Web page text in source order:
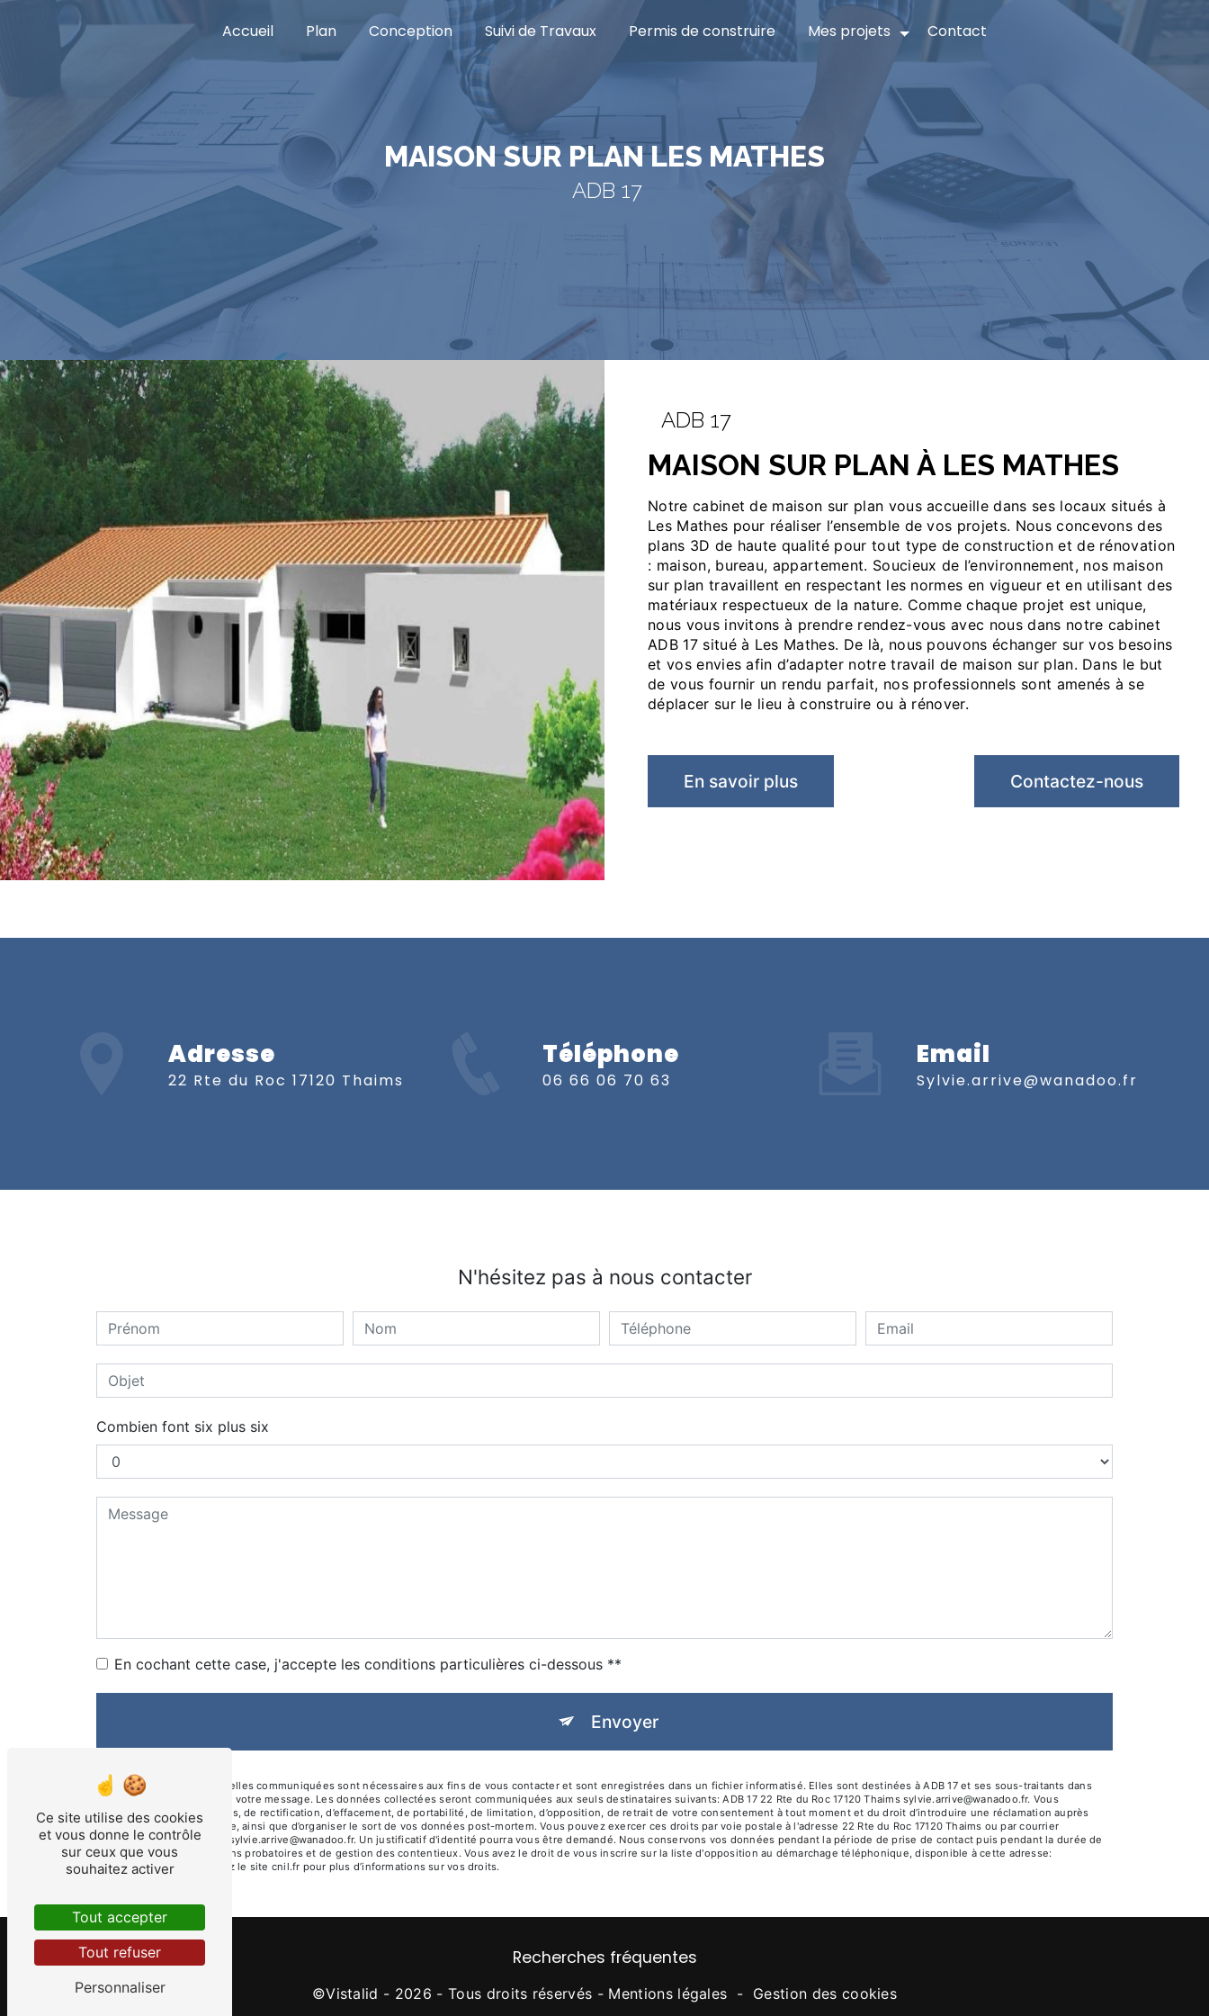
Accueil Plan Conception Suivi de Travaux Permis de construire Mes projets Contact
MAISON SUR PLAN LES MATHES
ADB 17
ADB 17
MAISON SUR PLAN À LES MATHES
Notre cabinet de maison sur plan vous accueille dans ses locaux situés à
Les Mathes pour réaliser l’ensemble de vos projets. Nous concevons des
plans 3D de haute qualité pour tout type de construction et de rénovation
: maison, bureau, appartement. Soucieux de l’environnement, nos maison
sur plan travaillent en respectant les normes en vigueur et en utilisant des
matériaux respectueux de la nature. Comme chaque projet est unique,
nous vous invitons à prendre rendez-vous avec nous dans notre cabinet
ADB 17 situé à Les Mathes. De là, nous pouvons échanger sur vos besoins
et vos envies afin d’adapter notre travail de maison sur plan. Dans le but
de vous fournir un rendu parfait, nos professionnels sont amenés à se
déplacer sur le lieu à construire ou à rénover.
En savoir plus Contactez-nous
Adresse
22 Rte du Roc 17120 Thaims
Téléphone
06 66 06 70 63
Email
sylvie.arrive@wanadoo.fr
N'hésitez pas à nous contacter
Combien font six plus six
En cochant cette case, j'accepte les conditions particulières ci-dessous **
Envoyer
** Les données personnelles communiquées sont nécessaires aux fins de vous contacter et sont enregistrées dans un fichier informatisé. Elles sont destinées à ADB 17 et ses sous-traitants dans
le seul but de répondre à votre message. Les données collectées seront communiquées aux seuls destinataires suivants: ADB 17 22 Rte du Roc 17120 Thaims sylvie.arrive@wanadoo.fr. Vous
disposez de droits d’accès, de rectification, d’effacement, de portabilité, de limitation, d’opposition, de retrait de votre consentement à tout moment et du droit d’introduire une réclamation auprès
d’une autorité de contrôle, ainsi que d’organiser le sort de vos données post-mortem. Vous pouvez exercer ces droits par voie postale à l'adresse 22 Rte du Roc 17120 Thaims ou par courrier
électronique à l'adresse sylvie.arrive@wanadoo.fr. Un justificatif d'identité pourra vous être demandé. Nous conservons vos données pendant la période de prise de contact puis pendant la durée de
prescription légale aux fins probatoires et de gestion des contentieux. Vous avez le droit de vous inscrire sur la liste d'opposition au démarchage téléphonique, disponible à cette adresse:
Bloctel.gouv.fr
. Consultez le site cnil.fr pour plus d’informations sur vos droits.
Recherches fréquentes
©Vistalid - 2026 - Tous droits réservés - Mentions légales - Gestion des cookies
Ce site utilise des cookies
et vous donne le contrôle
sur ceux que vous
souhaitez activer
Tout accepter
Tout refuser
Personnaliser